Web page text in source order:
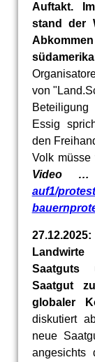
Auftakt.
stand der
von
Essig
den
Volk
auf1/
Saatguts
Saatgut
globaler
diskutiert
neue